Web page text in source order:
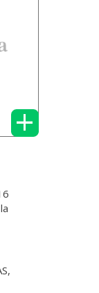
+